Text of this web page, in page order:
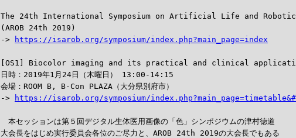
The 24th International Symposium on Artificial Life and
(AROB 24th 2019)
->
https://isarob.org/symposium/index.php?main_page=index
[OS1] Biocolor imaging and its practical and clinical
日時：2019年1月24日（木曜日） 13:00-14:15
会場：ROOM B, B-Con PLAZA（大分県別府市）
->
https://isarob.org/symposium/
本セッションは第５回デジタル生体医用画像の「色」シンポジウムの津村徳道
大会長をはじめ実行委員会各位のご尽力と、AROB 24th 2019の大会長でもある